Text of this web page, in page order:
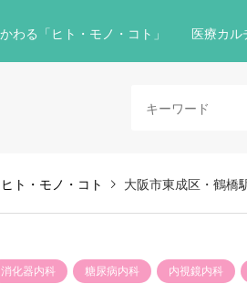
わる「ヒト・モノ・コト」 医療カル
ト・モノ・コト 大阪市東成区・鶴橋
消化器内科 糖尿病内科 内視鏡内科